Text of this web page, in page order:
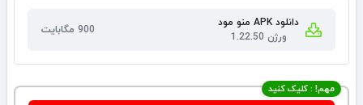
دانلود APK منو مود
ورژن 1.22.50
900 مگابایت
مهم! : کلیک کنید